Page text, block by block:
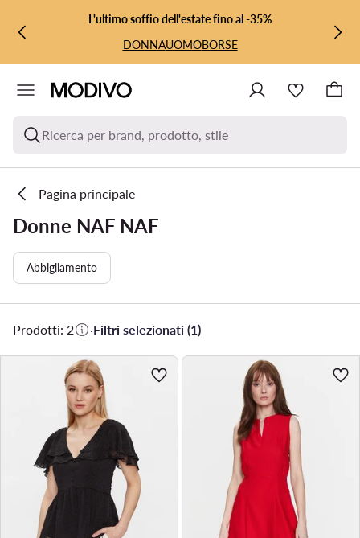
VAI AL CONTENUTO PRINCIPALE
VAI ALLA RICERCAL'ultimo soffio dell'estate fino al -35%
DONNAUOMOBORSE
Ricerca per brand, prodotto, stile
Pagina principale
Donne NAF NAF
Abbigliamento
Prodotti: 2 ·Filtri selezionati (1)